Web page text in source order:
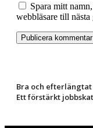
Spara mitt
webbläsare till
Bra och
Ett förstärkt